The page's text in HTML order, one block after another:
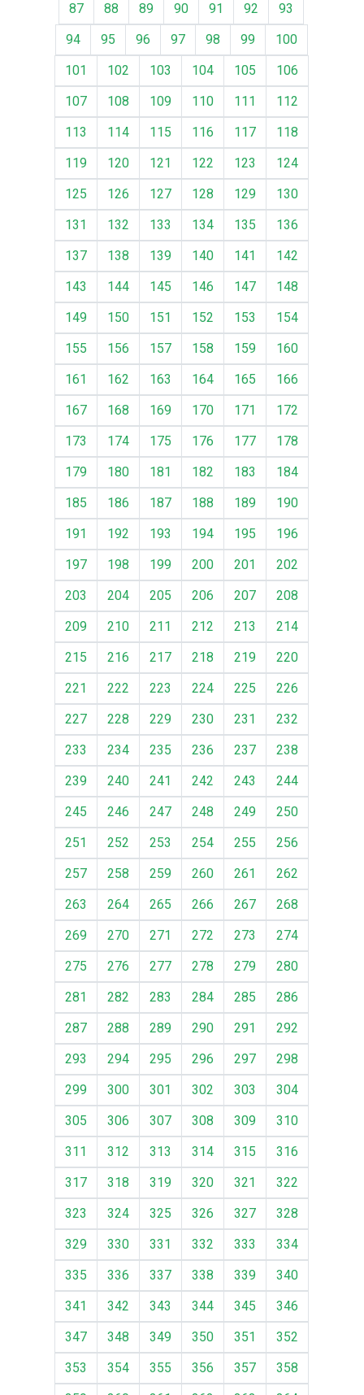
87
88 89 90 91 92
93
94
95 96 97 98 99
100
101
102 103 104 105
106
107
108 109 110 111
112
113
114 115 116 117
118
119
120 121 122 123
124
125
126 127 128 129
130
131
132 133 134 135
136
137
138 139 140 141
142
143
144 145 146 147
148
149
150 151 152 153
154
155
156 157 158 159
160
161
162 163 164 165
166
167
168 169 170 171
172
173
174 175 176 177
178
179
180 181 182 183
184
185
186 187 188 189
190
191
192 193 194 195
196
197
198 199 200 201
202
203
204 205 206 207
208
209
210 211 212 213
214
215
216 217 218 219
220
221
222 223 224 225
226
227
228 229 230 231
232
233
234 235 236 237
238
239
240 241 242 243
244
245
246 247 248 249
250
251
252 253 254 255
256
257
258 259 260 261
262
263
264 265 266 267
268
269
270 271 272 273
274
275
276 277 278 279
280
281
282 283 284 285
286
287
288 289 290 291
292
293
294 295 296 297
298
299
300 301 302 303
304
305
306 307 308 309
310
311
312 313 314 315
316
317
318 319 320 321
322
323
324 325 326 327
328
329
330 331 332 333
334
335
336 337 338 339
340
341
342 343 344 345
346
347
348 349 350 351
352
353
354 355 356 357
358